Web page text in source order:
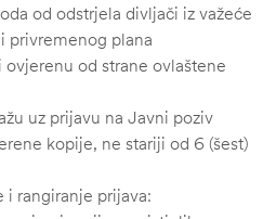
od odstrjela divljači iz važeće
privremenog plana
od strane ovlaštene
uz prijavu na Javni poziv
kopije, ne stariji od 6 (šest)
i rangiranje prijava: